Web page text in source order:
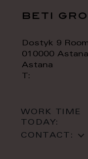
beti
Dostyk 9
010000 Astana
Astana
T:
WORK TIME
TODAY:
CONTACT: